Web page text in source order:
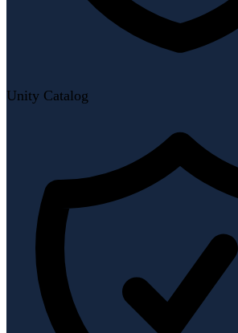
Unity Catalog